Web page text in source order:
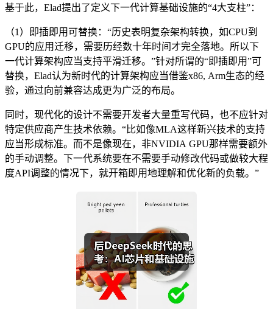
基于此，Elad提出了定义下一代计算基础设施的“4大支柱”：
（1）即插即用可替换：“历史表明复杂架构转换，如CPU到
GPU的应用迁移，需要历经数十年时间才完全落地。所以下
一代计算架构应当支持平滑迁移。”针对所谓的“即插即用”可
替换，Elad认为新时代的计算架构应当借鉴x86, Arm生态的经
验，通过向前兼容达成更为广泛的布局。
同时，现代化的设计不需要开发者大量重写代码，也不应针对
特定供应商产生技术依赖。“比如像MLA这样新兴技术的支持
应当形成标准。而不是像现在，非NVIDIA GPU那样需要额外
的手动调整。下一代系统要在不需要手动修改代码或做较大程
度API调整的情况下，就开箱即用地理解和优化新的负载。”